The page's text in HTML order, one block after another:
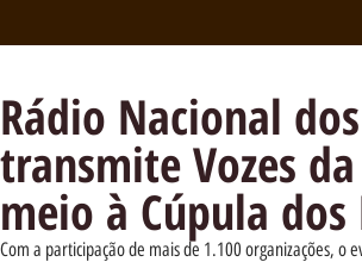
Rádio Nacional
transmite Vozes
meio à Cúpula dos
Com a participação de mais de 1.100 organizações, o